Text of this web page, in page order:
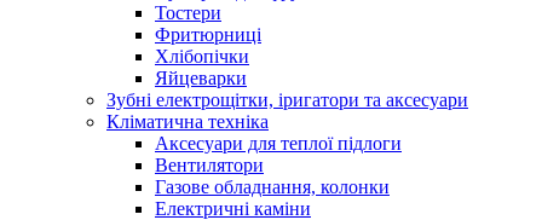
Тостери
Фритюрниці
Хлібопічки
Яйцеварки
Зубні електрощітки, іригатори та аксесуари
Кліматична техніка
Аксесуари для теплої підлоги
Вентилятори
Газове обладнання, колонки
Електричні каміни